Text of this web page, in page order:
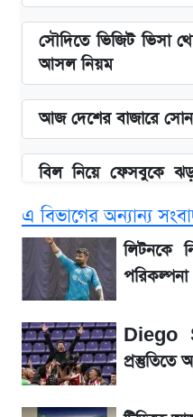
সৌদিতে ভিজিট ভিসা
আসল নিয়ম
আজ দেশের বাজারে
বিল নিয়ে ফেসবুকে
লিটনকে নিয়ে টিম
আগামী ৪ দিনের
৮ ব্র্যান্ডের ত্বক ফর্সাকারী
এ বিভাগের অন্যান্য
লিটনকে
পরিকল্পনা
Diego
প্রস্তুতিতে